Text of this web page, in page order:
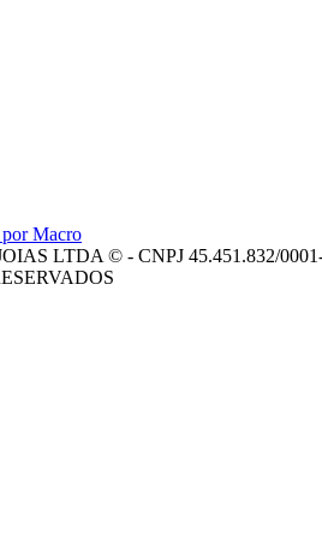
por Macro
LTDA © - CNPJ 45.451.832/